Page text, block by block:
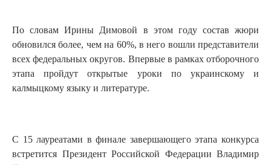
По словам Ирины Димовой в этом году состав жюри
обновился более, чем на 60%, в него вошли представители
всех федеральных округов. Впервые в рамках отборочного
этапа пройдут открытые уроки по украинскому и
калмыцкому языку и литературе.
С 15 лауреатами в финале завершающего этапа конкурса
встретится Президент Российской Федерации Владимир